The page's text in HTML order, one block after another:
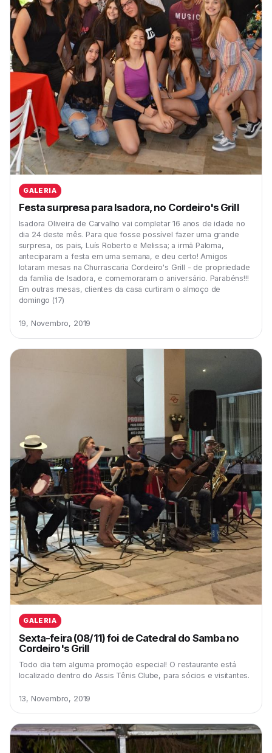
GALERIA
Festa surpresa para Isadora, no Cordeiro's Grill
Isadora Oliveira de Carvalho vai completar 16 anos de idade no
dia 24 deste mês. Para que fosse possível fazer uma grande
surpresa, os pais, Luís Roberto e Melissa; a irmã Paloma,
anteciparam a festa em uma semana, e deu certo! Amigos
lotaram mesas na Churrascaria Cordeiro's Grill - de propriedade
da família de Isadora, e comemoraram o aniversário. Parabéns!!!
Em outras mesas, clientes da casa curtiram o almoço de
domingo (17)
19, Novembro, 2019
GALERIA
Sexta-feira (08/11) foi de Catedral do Samba no
Cordeiro's Grill
Todo dia tem alguma promoção especial! O restaurante está
localizado dentro do Assis Tênis Clube, para sócios e visitantes.
13, Novembro, 2019